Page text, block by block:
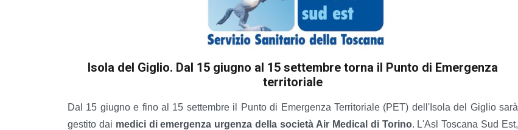
Isola del Giglio. Dal 15 giugno al 15 settembre torna il Punto di Emergenza
territoriale
Dal 15 giugno e fino al 15 settembre il Punto di Emergenza Territoriale (PET) dell'Isola del Giglio sarà
gestito dai medici di emergenza urgenza della società Air Medical di Torino. L'Asl Toscana Sud Est,